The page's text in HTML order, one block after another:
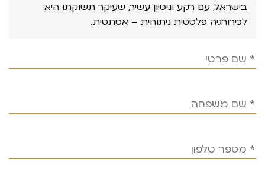
בישראל, עם רקע וניסיון עשיר, שעיקר תשוקתו היא
לכירורגיה פלסטית ניתוחית – אסתטית.